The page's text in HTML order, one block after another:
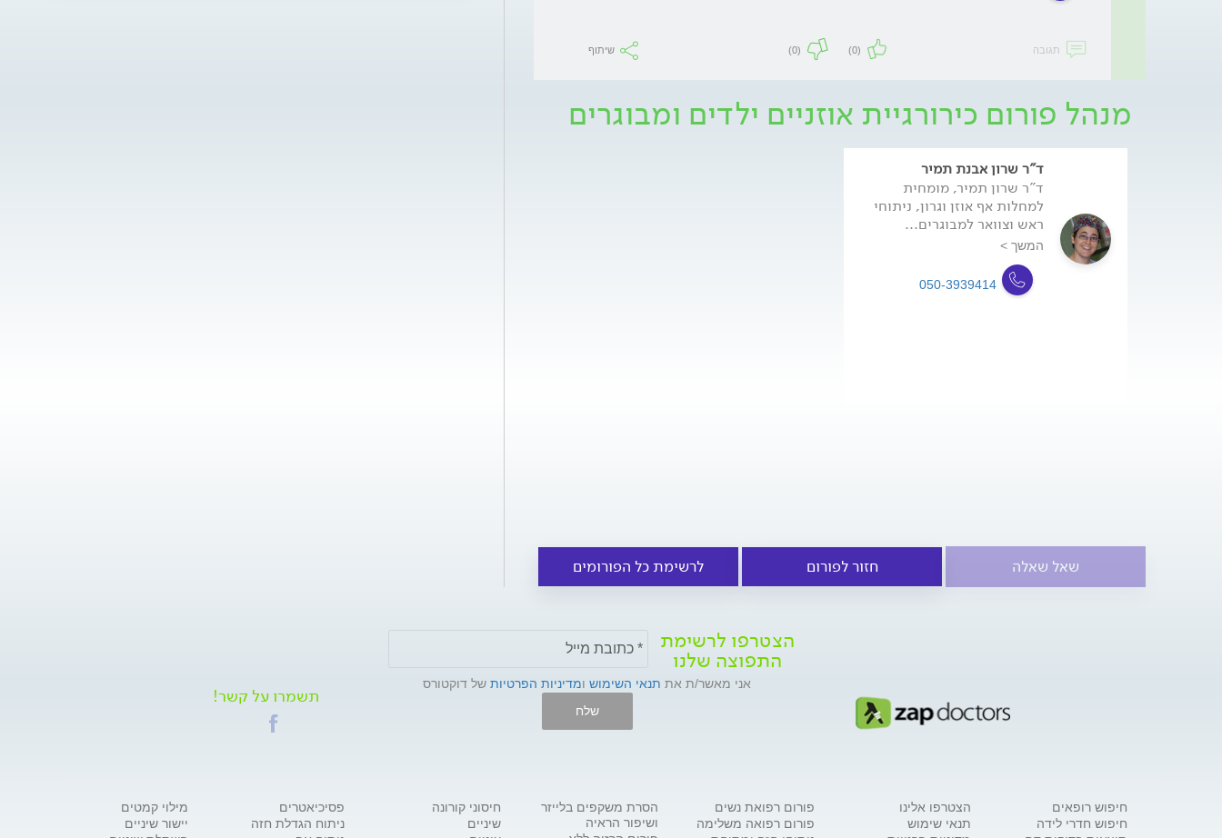
תגובה (0)
(0) שיתוף
מנהל פורום כירורגיית אוזניים ילדים ומבוגרים
ד"ר שרון אבנת תמיר
ד"ר שרון תמיר, מומחית
למחלות אף אוזן וגרון, ניתוחי
ראש וצוואר למבוגרים...
המשך >
050-3939414
שאל שאלה חזור לפורום לרשימת כל הפורומים
הצטרפו לרשימת
התפוצה שלנו
אני מאשר/ת את תנאי השימוש ומדיניות הפרטיות של דוקטורס
שלח
תשמרו על קשר!
חיפוש רופאים
חיפוש חדרי לידה
הצטרפו אלינו
תנאי שימוש
פורום רפואת נשים
פורום רפואה משלימה
הסרת משקפים בלייזר
ושיפור הראיה
חיסוני קורונה
שיניים
פסיכיאטרים
ניתוח הגדלת חזה
מילוי קמטים
יישור שיניים